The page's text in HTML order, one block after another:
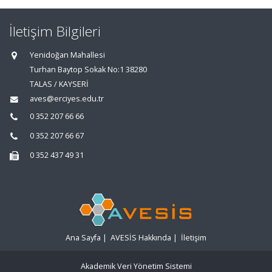
İletişim Bilgileri
Yenidoğan Mahallesi
Turhan Baytop Sokak No:1 38280
TALAS / KAYSERİ
aves@erciyes.edu.tr
0 352 207 66 66
0 352 207 66 67
0 352 437 49 31
Ana Sayfa | AVESİS Hakkında | İletişim
Akademik Veri Yönetim Sistemi